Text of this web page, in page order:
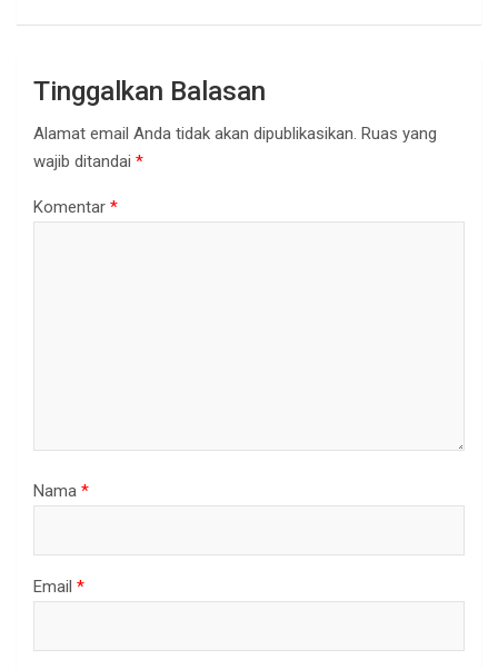
Tinggalkan Balasan
Alamat email Anda tidak akan dipublikasikan. Ruas yang
wajib ditandai *
Komentar *
Nama *
Email *